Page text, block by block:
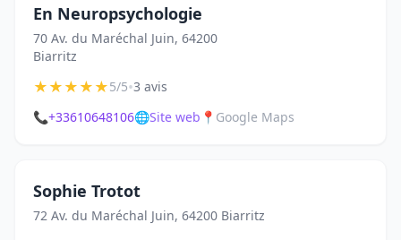
En Neuropsychologie
70 Av. du Maréchal Juin, 64200
Biarritz
★★★★★5/5•3 avis
📞+33610648106🌐Site web 📍 Google Maps
Sophie Trotot
72 Av. du Maréchal Juin, 64200 Biarritz